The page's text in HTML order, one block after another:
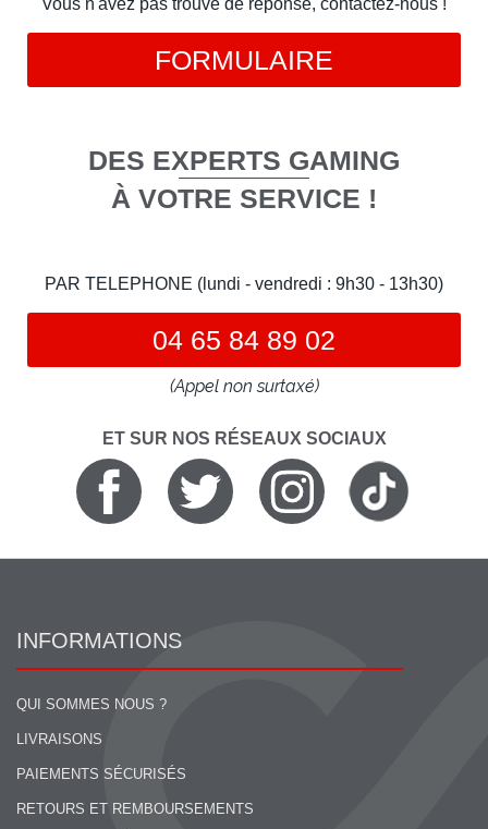
FORMULAIRE
DES EXPERTS GAMING
À VOTRE SERVICE !
PAR TELEPHONE (lundi - vendredi : 9h30 - 13h30)
04 65 84 89 02
(Appel non surtaxé)
ET SUR NOS RÉSEAUX SOCIAUX
INFORMATIONS
QUI SOMMES NOUS ?
LIVRAISONS
PAIEMENTS SÉCURISÉS
RETOURS ET REMBOURSEMENTS